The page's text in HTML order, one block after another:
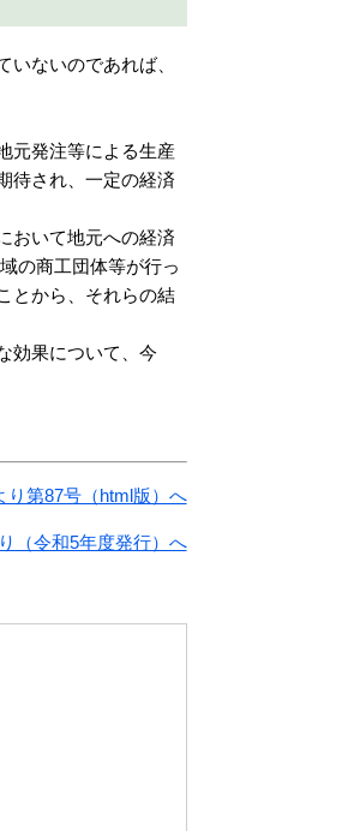
ないのであれば、
元発注等による生産
待され、一定の経済
おいて地元への経済
の商工団体等が行っ
とから、それらの結
効果について、今
り第87号（html版）へ
（令和5年度発行）へ